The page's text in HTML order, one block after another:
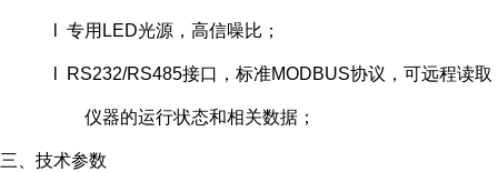
l 专用LED光源，高信噪比；
l RS232/RS485接口，标准MODBUS协议，可远程读取
仪器的运行状态和相关数据；
三、技术参数